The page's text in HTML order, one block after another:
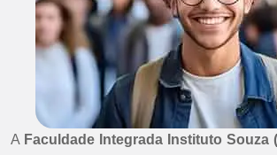
A Faculdade Integrada Instituto Souza